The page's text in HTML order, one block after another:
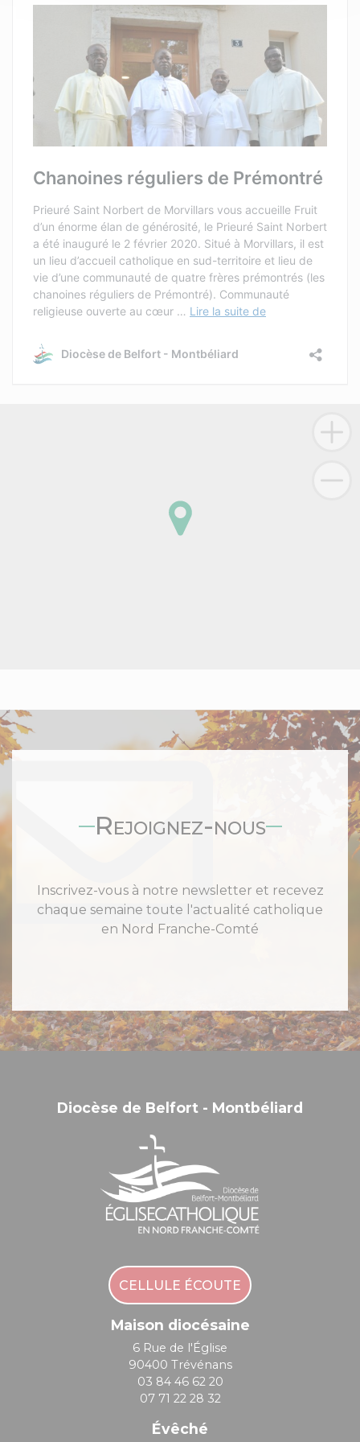
Rejoignez-nous
Inscrivez-vous à notre newsletter et recevez
chaque semaine toute l'actualité catholique
en Nord Franche-Comté
Diocèse de Belfort - Montbéliard
CELLULE ÉCOUTE
Maison diocésaine
6 Rue de l'Église
90400 Trévénans
03 84 46 62 20
07 71 22 28 32
Évêché